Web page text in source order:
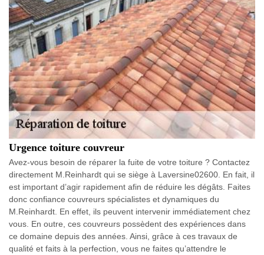
Urgence toiture couvreur
Avez-vous besoin de réparer la fuite de votre toiture ? Contactez
directement M.Reinhardt qui se siège à Laversine02600. En fait, il
est important d’agir rapidement afin de réduire les dégâts. Faites
donc confiance couvreurs spécialistes et dynamiques du
M.Reinhardt. En effet, ils peuvent intervenir immédiatement chez
vous. En outre, ces couvreurs possèdent des expériences dans
ce domaine depuis des années. Ainsi, grâce à ces travaux de
qualité et faits à la perfection, vous ne faites qu’attendre le